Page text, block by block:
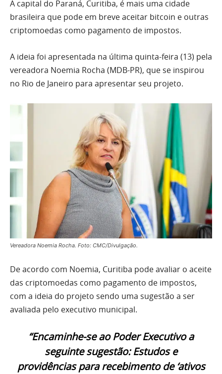
A capital do Paraná, Curitiba, é mais uma cidade
brasileira que pode em breve aceitar bitcoin e outras
criptomoedas como pagamento de impostos.
A ideia foi apresentada na última quinta-feira (13) pela
vereadora Noemia Rocha (MDB-PR), que se inspirou
no Rio de Janeiro para apresentar seu projeto.
Vereadora Noemia Rocha. Foto: CMC/Divulgação.
De acordo com Noemia, Curitiba pode avaliar o aceite
das criptomoedas como pagamento de impostos,
com a ideia do projeto sendo uma sugestão a ser
avaliada pelo executivo municipal.
“Encaminhe-se ao Poder Executivo a
seguinte sugestão: Estudos e
providências para recebimento de ‘ativos